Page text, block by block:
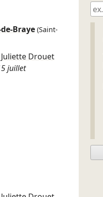
Braye (Saint-
Juliette Drouet
juillet